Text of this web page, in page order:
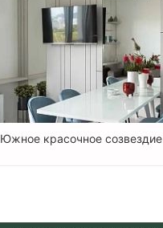
Южное красочное созвездие